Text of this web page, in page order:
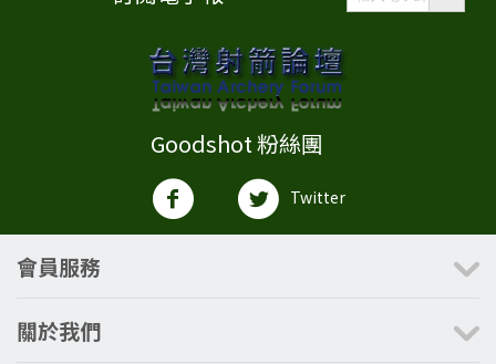
Goodshot 粉絲團
Twitter
會員服務
關於我們